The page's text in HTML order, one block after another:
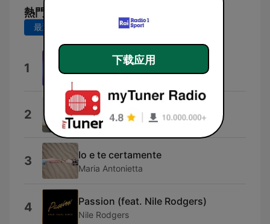
熱門歌曲
最近 7 天 最近 30 天
1 Rock Power
Pierfrancesco Bellisario
2 Sabato e domenica
Nino D'Angelo
3 Io e te certamente
Maria Antonietta
4 Passion (feat. Nile Rodgers)
Nile Rodgers
下载应用